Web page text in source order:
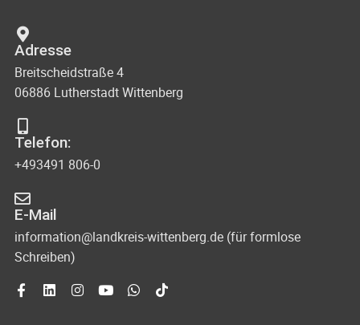
Adresse
Breitscheidstraße 4
06886 Lutherstadt Wittenberg
Telefon:
+493491 806-0
E-Mail
information@landkreis-wittenberg.de (für formlose
Schreiben)